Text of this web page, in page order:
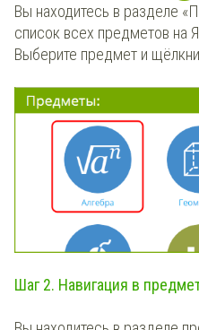
Вы находитесь в разделе
список всех предметов на
Выберите предмет и
Шаг 2. Навигация в